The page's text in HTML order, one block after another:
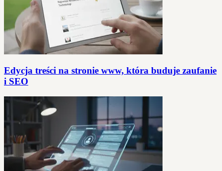
Edycja treści na stronie www, która buduje zaufanie
i SEO